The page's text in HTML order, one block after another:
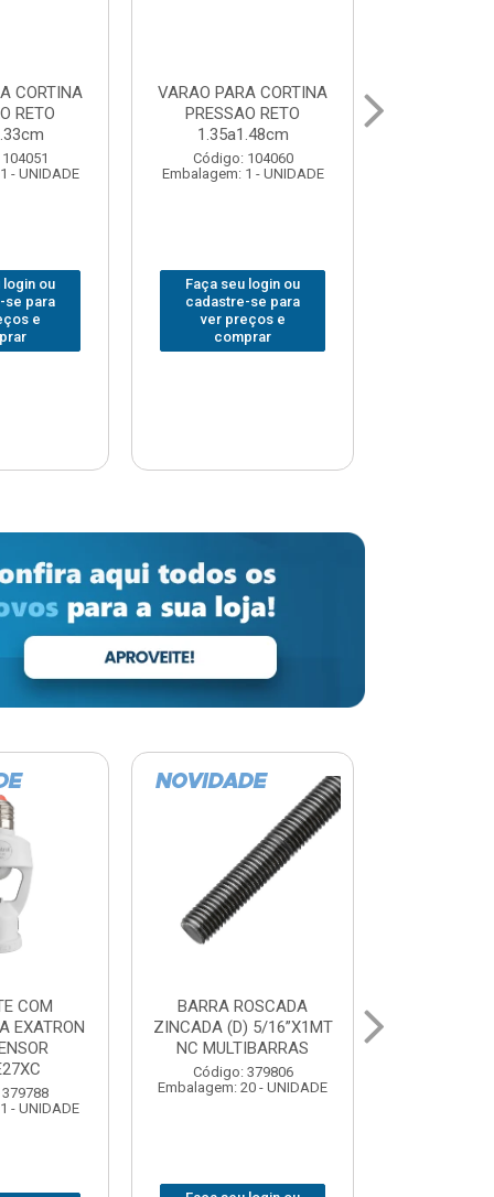
CORTINA
RETO
- UNIDADE
login ou
se para
e
VARAO PARA CORTINA
PRESSAO RETO
1.50a1.63cm
Código: 104078
Embalagem: 1 - UNIDADE
Faça seu login ou
cadastre-se para
ver preços e
comprar
5/16”X1MT
- UNIDADE
DOBRADICA PRESSAO
JOMARCA 26MM CURVA
Código: 379716
Embalagem: 10 - UNIDADE